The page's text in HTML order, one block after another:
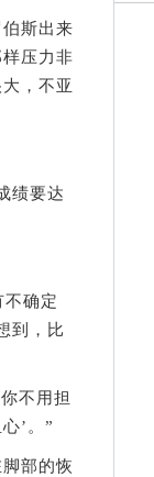
斯出来
压力非
，不亚
绩要达
确定
到，比
不用担
’。”
部的恢